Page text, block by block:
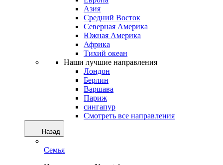
Азия
Средний Восток
Северная Америка
Южная Америка
Африка
Тихий океан
Наши лучшие направления
Лондон
Берлин
Варшава
Париж
сингапур
Смотреть все направления
Назад
Семья